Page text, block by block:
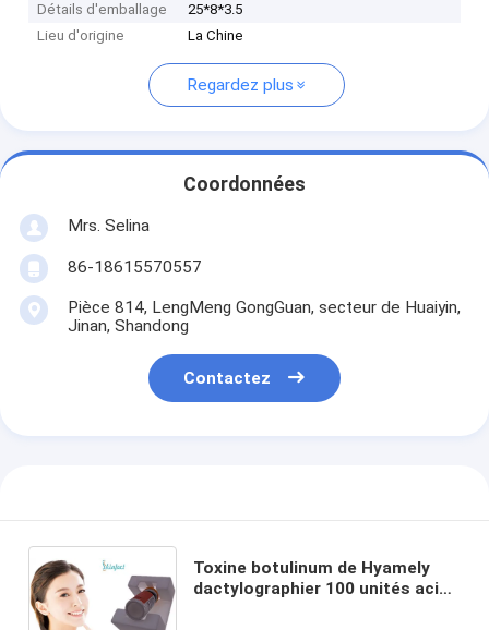
Détails d'emballage
25*8*3.5
Lieu d'origine
La Chine
Regardez plus
Coordonnées
Mrs. Selina
86-18615570557
Pièce 814, LengMeng GongGuan, secteur de Huaiyin,
Jinan, Shandong
Contactez
Toxine botulinum de Hyamely
dactylographier 100 unités acide